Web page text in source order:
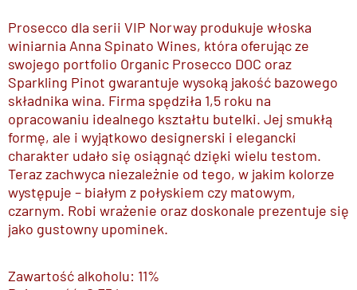
Prosecco dla serii VIP Norway produkuje włoska
winiarnia Anna Spinato Wines, która oferując ze
swojego portfolio Organic Prosecco DOC oraz
Sparkling Pinot gwarantuje wysoką jakość bazowego
składnika wina. Firma spędziła 1,5 roku na
opracowaniu idealnego kształtu butelki. Jej smukłą
formę, ale i wyjątkowo designerski i elegancki
charakter udało się osiągnąć dzięki wielu testom.
Teraz zachwyca niezależnie od tego, w jakim kolorze
występuje – białym z połyskiem czy matowym,
czarnym. Robi wrażenie oraz doskonale prezentuje się
jako gustowny upominek.
Zawartość alkoholu: 11%